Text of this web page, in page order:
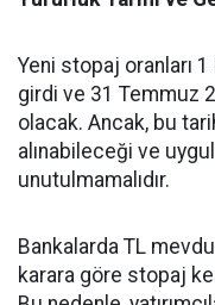
Yeni stopaj oranları
girdi ve 31 Temmuz
olacak. Ancak, bu
alınabileceği ve
unutulmamalıdır.
Bankalarda TL
karara göre stopaj